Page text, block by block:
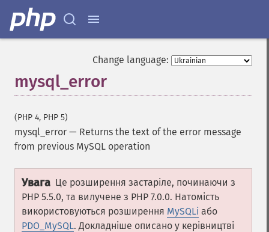
Change language:
mysql_error
(PHP 4, PHP 5)
mysql_error — Returns the text of the error message
from previous MySQL operation
Увага Це розширення застаріле, починаючи з
PHP 5.5.0, та вилучене з PHP 7.0.0. Натомість
використовуються розширення MySQLi або
PDO_MySQL. Докладніше описано у керівництві